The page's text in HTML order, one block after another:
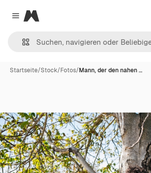
Close menu
Magnific
Startseite/Stock/Fotos/Mann, der den nahen …